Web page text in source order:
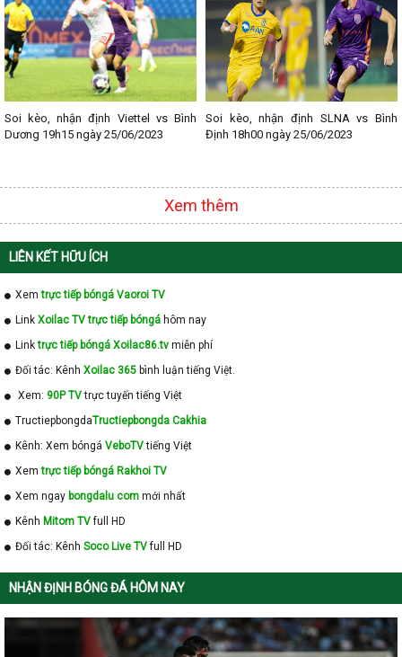
Soi kèo, nhận định Viettel vs Bình
Dương 19h15 ngày 25/06/2023
Soi kèo, nhận định SLNA vs Bình
Định 18h00 ngày 25/06/2023
Xem thêm
LIÊN KẾT HỮU ÍCH
Xemtrực tiếp bóngá Vaoroi TV
Link Xoilac TV trực tiếp bóngá hôm nay
Linktrực tiếp bóngá Xoilac86.tv miễn phí
Đối tác: Kênh Xoilac 365 bình luận tiếng Việt.
Xem: 90P TVtrực tuyến tiếng Việt
TructiepbongdaTructiepbongda Cakhia
Kênh: Xem bóngá VeboTVtiếng Việt
Xemtrực tiếp bóngá Rakhoi TV
Xem ngay bongdalu com mới nhất
Kênh Mitom TVfull HD
Đối tác: Kênh Soco Live TVfull HD
NHẬN ĐỊNH BÓNG ĐÁ HÔM NAY